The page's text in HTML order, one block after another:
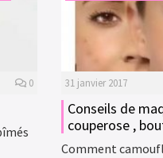
0 31 janvier 2017
Conseils de
couperose ,
Comment